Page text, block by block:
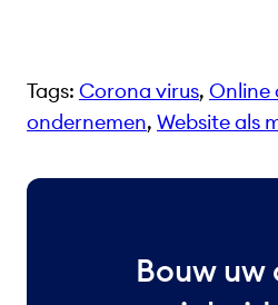
Tags: Corona virus, Online
ondernemen, Website als
Bouw uw